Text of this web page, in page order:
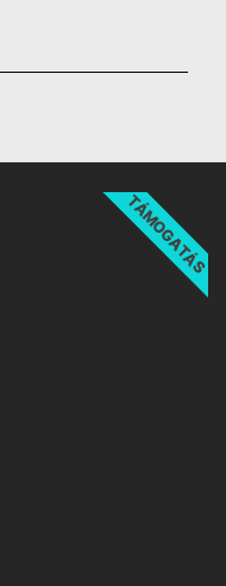
TÁMOGATÁS